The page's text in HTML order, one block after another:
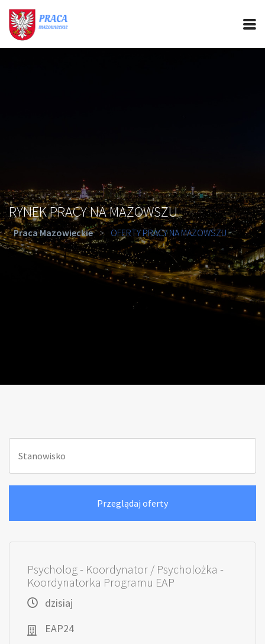
RYNEK PRACY NA MAZOWSZU
Praca Mazowieckie > OFERTY PRACY NA MAZOWSZU
Psycholog - Koordynator / Psycholożka -
Koordynatorka Programu EAP
dzisiaj
EAP24